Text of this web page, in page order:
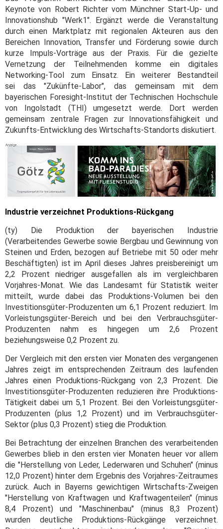
Keynote von Robert Richter vom Münchner Start-Up- und
Innovationshub "Werk1". Ergänzt werde die Veranstaltung
durch einen Marktplatz mit regionalen Akteuren aus den
Bereichen Innovation, Transfer und Förderung sowie durch
kurze Impuls-Vorträge aus der Praxis. Für die gezielte
Vernetzung der Teilnehmenden komme ein digitales
Networking-Tool zum Einsatz. Ein weiterer Bestandteil
sei das "Zukünfte-Labor", das gemeinsam mit dem
bayerischen Foresight-Institut der Technischen Hochschule
von Ingolstadt (THI) umgesetzt werde. Dort werden
gemeinsam zentrale Fragen zur Innovationsfähigkeit und
Zukunfts-Entwicklung des Wirtschafts-Standorts diskutiert.
Industrie verzeichnet Produktions-Rückgang
(ty) Die Produktion der bayerischen Industrie
(Verarbeitendes Gewerbe sowie Bergbau und Gewinnung von
Steinen und Erden, bezogen auf Betriebe mit 50 oder mehr
Beschäftigten) ist im April dieses Jahres preisbereinigt um
2,2 Prozent niedriger ausgefallen als im vergleichbaren
Vorjahres-Monat. Wie das Landesamt für Statistik weiter
mitteilt, wurde dabei das Produktions-Volumen bei den
Investitionsgüter-Produzenten um 6,1 Prozent reduziert. Im
Vorleistungsgüter-Bereich und bei den Verbrauchsgüter-
Produzenten nahm es hingegen um 2,6 Prozent
beziehungsweise 0,2 Prozent zu.
Der Vergleich mit den ersten vier Monaten des vergangenen
Jahres zeigt im entsprechenden Zeitraum des laufenden
Jahres einen Produktions-Rückgang von 2,3 Prozent. Die
Investitionsgüter-Produzenten reduzieren ihre Produktions-
Tätigkeit dabei um 5,1 Prozent. Bei den Vorleistungsgüter-
Produzenten (plus 1,2 Prozent) und im Verbrauchsgüter-
Sektor (plus 0,3 Prozent) stieg die Produktion.
Bei Betrachtung der einzelnen Branchen des verarbeitenden
Gewerbes blieb in den ersten vier Monaten heuer vor allem
die "Herstellung von Leder, Lederwaren und Schuhen" (minus
12,0 Prozent) hinter dem Ergebnis des Vorjahres-Zeitraumes
zurück. Auch in Bayerns gewichtigen Wirtschafts-Zweigen
"Herstellung von Kraftwagen und Kraftwagenteilen" (minus
8,4 Prozent) und "Maschinenbau" (minus 8,3 Prozent)
wurden deutliche Produktions-Rückgänge verzeichnet.